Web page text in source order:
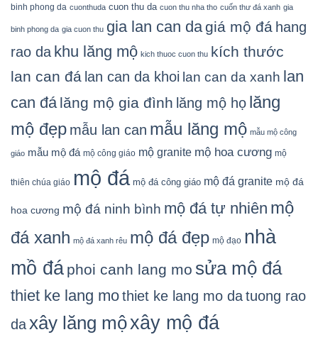
binh phong da cuonthuda cuon thu da cuon thu nha tho cuốn thư đá xanh gia
binh phong da gia cuon thu gia lan can dagiá mộ đá hang
rao da khu lăng mộ kich thuoc cuon thu kích thước
lan can đá lan can da khoi lan can da xanh lan
can đá lăng mộ gia đình lăng mộ họ lăng
mộ đẹp mẫu lan can mẫu lăng mộ mẫu mộ công
giáo mẫu mộ đá mộ công giáo mộ granite mộ hoa cương mộ
thiên chúa giáo mộ đá mộ đá công giáo mộ đá granite mộ đá
hoa cương mộ đá ninh bình mộ đá tự nhiên mộ
đá xanh mộ đá xanh rêu mộ đá đẹp mộ đạo nhà
mồ đá phoi canh lang mo sửa mộ đá
thiet ke lang mothiet ke lang mo datuong rao
daxây lăng mộxây mộ đá